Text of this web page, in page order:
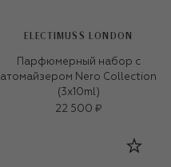
ELECTIMUSS LONDON
Парфюмерный набор с
атомайзером Nero Collection
(3x10ml)
22 500 ₽